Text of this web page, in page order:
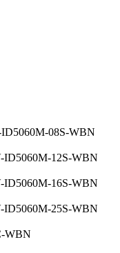
08S-WBN
ID5060M-12S-WBN
ID5060M-16S-WBN
ID5060M-25S-WBN
WBN